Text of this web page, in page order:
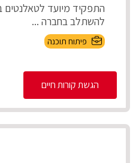
התפקיד מיועד
להשתלב בחברה ...
פיתוח תוכנה
הגשת קורות חיים